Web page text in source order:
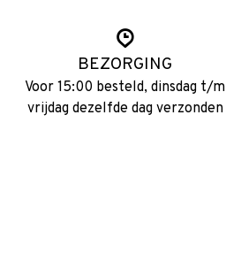
BEZORGING
Voor 15:00 besteld, dinsdag t/m
vrijdag dezelfde dag verzonden